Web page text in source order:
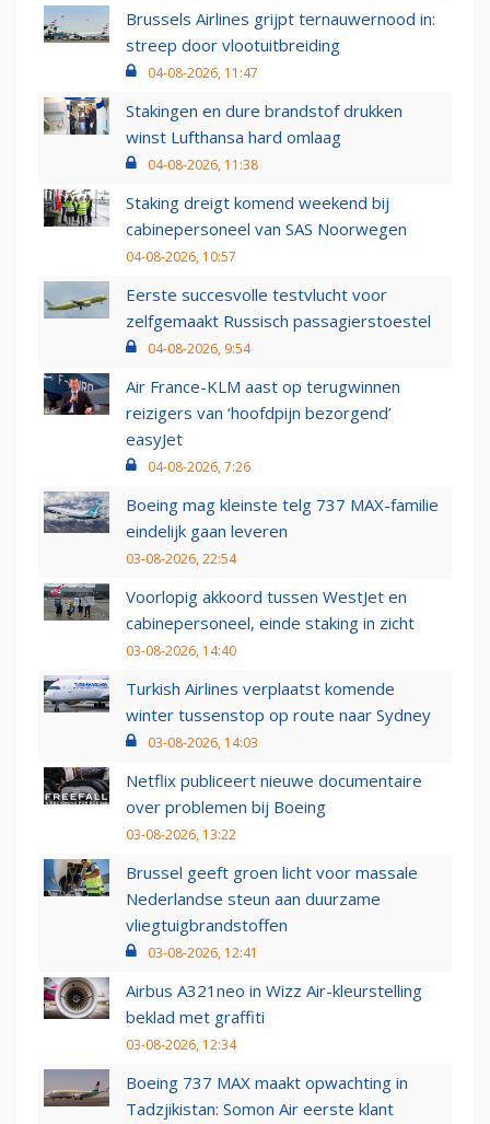
Brussels Airlines grijpt ternauwernood in:
streep door vlootuitbreiding
04-08-2026, 11:47
Stakingen en dure brandstof drukken
winst Lufthansa hard omlaag
04-08-2026, 11:38
Staking dreigt komend weekend bij
cabinepersoneel van SAS Noorwegen
04-08-2026, 10:57
Eerste succesvolle testvlucht voor
zelfgemaakt Russisch passagierstoestel
04-08-2026, 9:54
Air France-KLM aast op terugwinnen
reizigers van ‘hoofdpijn bezorgend’
easyJet
04-08-2026, 7:26
Boeing mag kleinste telg 737 MAX-familie
eindelijk gaan leveren
03-08-2026, 22:54
Voorlopig akkoord tussen WestJet en
cabinepersoneel, einde staking in zicht
03-08-2026, 14:40
Turkish Airlines verplaatst komende
winter tussenstop op route naar Sydney
03-08-2026, 14:03
Netflix publiceert nieuwe documentaire
over problemen bij Boeing
03-08-2026, 13:22
Brussel geeft groen licht voor massale
Nederlandse steun aan duurzame
vliegtuigbrandstoffen
03-08-2026, 12:41
Airbus A321neo in Wizz Air-kleurstelling
beklad met graffiti
03-08-2026, 12:34
Boeing 737 MAX maakt opwachting in
Tadzjikistan: Somon Air eerste klant